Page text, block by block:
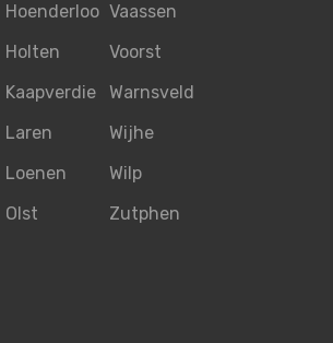
Hoenderloo
Holten
Kaapverdie
Laren
Loenen
Olst
Vaassen
Voorst
Warnsveld
Wijhe
Wilp
Zutphen